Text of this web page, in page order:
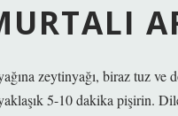
zeytinyağı, biraz tuz ve
5-10 dakika pişirin.